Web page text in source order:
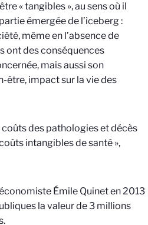
« tangibles », au sens où il
émergée de l’iceberg :
même en l’absence de
ont des conséquences
mais aussi son
être, impact sur la vie des
des pathologies et décès
intangibles de santé »,
Émile Quinet en 2013
la valeur de 3 millions